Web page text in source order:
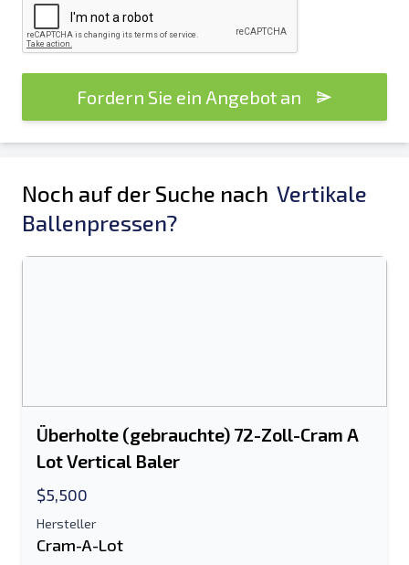
Fordern Sie ein Angebot an
Noch auf der Suche nach Vertikale
Ballenpressen?
Überholte (gebrauchte) 72-Zoll-Cram A
Lot Vertical Baler
$5,500
Hersteller
Cram-A-Lot